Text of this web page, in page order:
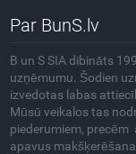
Par BunS.lv
B un S SIA dibināts
uzņēmumu. Šodien
izvedotas labas
Mūsū veikalos tas
piederumiem,
apavus